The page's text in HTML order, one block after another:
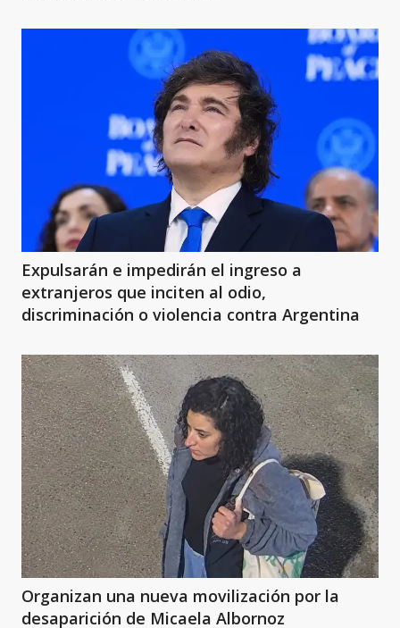
Expulsarán e impedirán el ingreso a
extranjeros que inciten al odio,
discriminación o violencia contra Argentina
Organizan una nueva movilización por la
desaparición de Micaela Albornoz